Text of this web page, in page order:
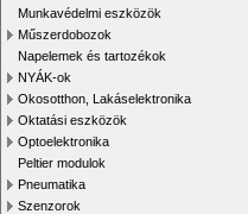
Munkavédelmi eszközök
Műszerdobozok
Napelemek és tartozékok
NYÁK-ok
Okosotthon, Lakáselektronika
Oktatási eszközök
Optoelektronika
Peltier modulok
Pneumatika
Szenzorok